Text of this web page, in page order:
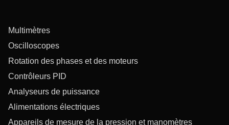
Multimètres
Oscilloscopes
Rotation des phases et des moteurs
Contrôleurs PID
Analyseurs de puissance
Alimentations électriques
Appareils de mesure de la pression et manomètres